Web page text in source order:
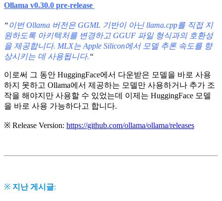
Ollama v0.30.0 pre-release
“이번 Ollama 버전은 GGML 기반이 아닌 llama.cpp를 직접 지
원하도록 아키텍처를 변경하고 GGUF 파일 형식과의 호환성
을 제공합니다. MLX는 Apple Silicon에서 모델 추론 속도를 향
상시키는 데 사용됩니다.“
이로써 그 동안 HuggingFace에서 다운받은 모델을 바로 사용
하지 못하고 Ollama에서 제공하는 모델만 사용하거나 추가 조
작을 해야지만 사용할 수 있었는데 이제는 HuggingFace 모델
을 바로 사용 가능하다고 합니다.
※ Release Version: https://github.com/ollama/ollama/releases
※ 지난 게시글: